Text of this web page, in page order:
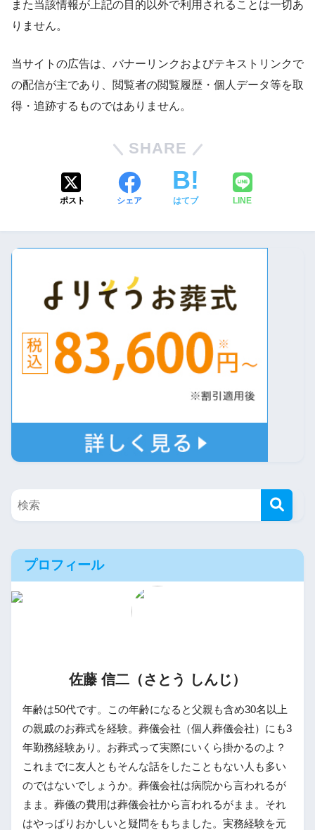
また当該情報が上記の目的以外で利用されることは一切あ
りません。
当サイトの広告は、バナーリンクおよびテキストリンクで
の配信が主であり、閲覧者の閲覧履歴・個人データ等を取
得・追跡するものではありません。
SHARE
ポスト シェア はてブ LINE
プロフィール
佐藤 信二（さとう しんじ）
年齢は50代です。この年齢になると父親も含め30名以上
の親戚のお葬式を経験。葬儀会社（個人葬儀会社）にも3
年勤務経験あり。お葬式って実際にいくら掛かるのよ？
これまでに友人ともそんな話をしたこともない人も多い
のではないでしょうか。葬儀会社は病院から言われるが
まま。葬儀の費用は葬儀会社から言われるがまま。それ
はやっぱりおかしいと疑問をもちました。実務経験を元